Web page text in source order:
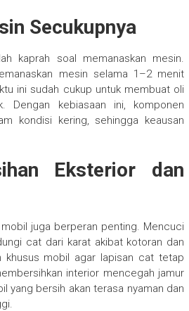
Secukupnya
kaprah soal memanaskan mesin.
mesin selama 1–2 menit
ini sudah cukup untuk membuat oli
Dengan kebiasaan ini, komponen
kondisi kering, sehingga keausan
Eksterior dan
juga berperan penting. Mencuci
cat dari karat akibat kotoran dan
khusus mobil agar lapisan cat tetap
interior mencegah jamur
yang bersih akan terasa nyaman dan